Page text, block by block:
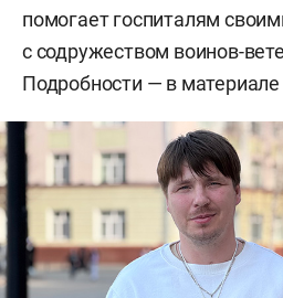
помогает госпиталям
с содружеством воинов-
Подробности — в